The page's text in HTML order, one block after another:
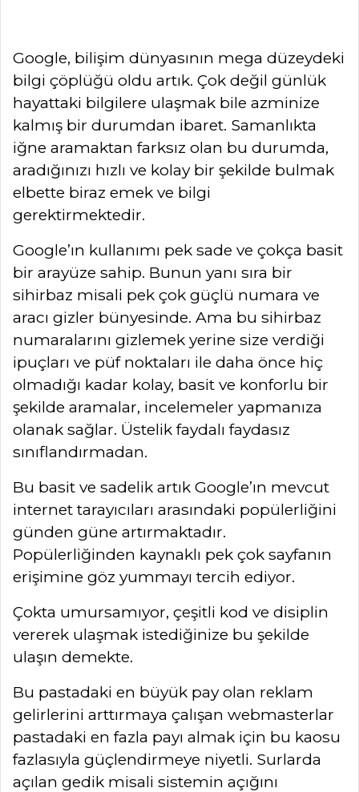
Google, bilişim dünyasının mega düzeydeki
bilgi çöplüğü oldu artık. Çok değil günlük
hayattaki bilgilere ulaşmak bile azminize
kalmış bir durumdan ibaret. Samanlıkta
iğne aramaktan farksız olan bu durumda,
aradığınızı hızlı ve kolay bir şekilde bulmak
elbette biraz emek ve bilgi
gerektirmektedir.
Google’ın kullanımı pek sade ve çokça basit
bir arayüze sahip. Bunun yanı sıra bir
sihirbaz misali pek çok güçlü numara ve
aracı gizler bünyesinde. Ama bu sihirbaz
numaralarını gizlemek yerine size verdiği
ipuçları ve püf noktaları ile daha önce hiç
olmadığı kadar kolay, basit ve konforlu bir
şekilde aramalar, incelemeler yapmanıza
olanak sağlar. Üstelik faydalı faydasız
sınıflandırmadan.
Bu basit ve sadelik artık Google’ın mevcut
internet tarayıcıları arasındaki popülerliğini
günden güne artırmaktadır.
Popülerliğinden kaynaklı pek çok sayfanın
erişimine göz yummayı tercih ediyor.
Çokta umursamıyor, çeşitli kod ve disiplin
vererek ulaşmak istediğinize bu şekilde
ulaşın demekte.
Bu pastadaki en büyük pay olan reklam
gelirlerini arttırmaya çalışan webmasterlar
pastadaki en fazla payı almak için bu kaosu
fazlasıyla güçlendirmeye niyetli. Surlarda
açılan gedik misali sistemin açığını